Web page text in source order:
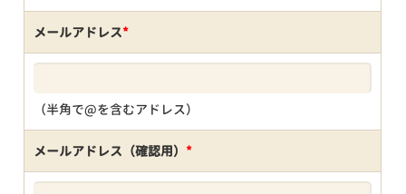
メールアドレス*
（半角で@を含むアドレス）
メールアドレス（確認用） *